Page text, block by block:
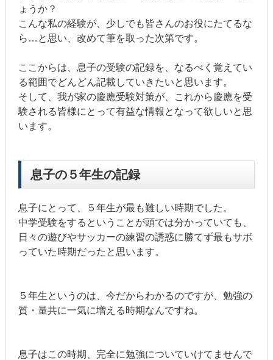
ょうか？
こんな私の経験が、少しでも皆さんのお役にたてるな
ら…と思い、改めて筆を取った次第です。
ここからは、息子の受験の記録を、なるべく覚えてい
る範囲でどんどん記載していきたいと思います。
そして、我が家の慶應受験対策が、これから慶應を受
験される皆様にとって有益な情報となって欲しいと思
います。
息子の５年生の記録
息子にとって、５年生が最も難しい時期でした。
中学受験をするということが頭では分かっていても、
日々の遊びやサッカーの練習の誘惑に勝てず最もサボ
っていた時期だったと思います。
５年生というのは、今だからわかるのですが、勉強の
質・量共に一気に増える時期なんですね。
息子はこの時期、完全に勉強についていけてませんで